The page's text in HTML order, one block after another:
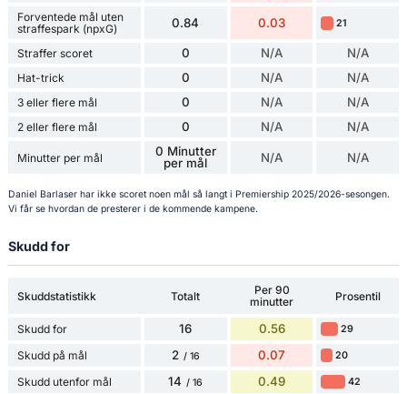
Forventede mål uten
straffespark (npxG)
0.84 0.03 21
Straffer scoret 0 N/A N/A
Hat-trick 0 N/A N/A
3 eller flere mål 0 N/A N/A
2 eller flere mål 0 N/A N/A
Minutter per mål
0 Minutter
per mål
N/A N/A
Daniel Barlaser har ikke scoret noen mål så langt i Premiership 2025/2026-sesongen.
Vi får se hvordan de presterer i de kommende kampene.
Skudd for
Skuddstatistikk Totalt
Per 90
minutter
Prosentil
Skudd for 16 0.56 29
Skudd på mål 2 / 16 0.07 20
Skudd utenfor mål 14 / 16 0.49 42